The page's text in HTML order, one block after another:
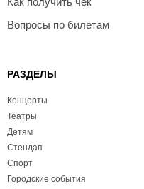
Вопросы по билетам
РАЗДЕЛЫ
Концерты
Театры
Детям
Стендап
Спорт
Городские события